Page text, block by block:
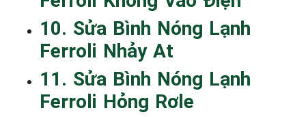
10. Sửa Bình Nóng Lạnh
Ferroli Nhảy At
11. Sửa Bình Nóng Lạnh
Ferroli Hỏng Rơle